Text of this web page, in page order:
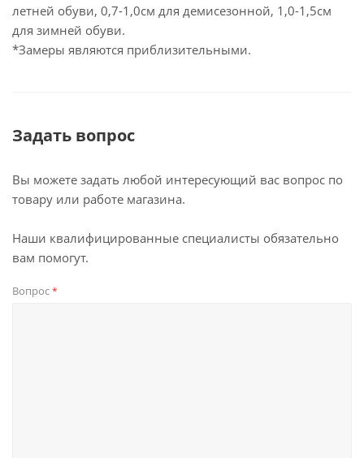
летней обуви, 0,7-1,0см для демисезонной, 1,0-1,5см
для зимней обуви.
*Замеры являются приблизительными.
Задать вопрос
Вы можете задать любой интересующий вас вопрос по
товару или работе магазина.
Наши квалифицированные специалисты обязательно
вам помогут.
Вопрос*